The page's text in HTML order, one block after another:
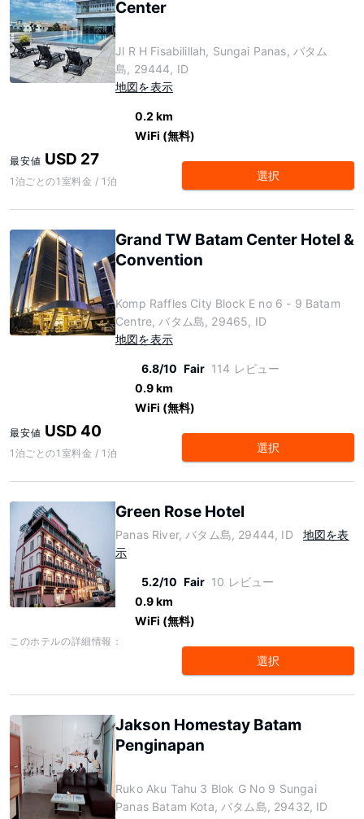
Center
Jl R H Fisabilillah, Sungai Panas, バタム
島, 29444, ID
地図を表示
0.2 km
WiFi (無料)
最安値 USD 27
1泊ごとの1室料金 / 1泊 選択
Grand TW Batam Center Hotel &
Convention
Komp Raffles City Block E no 6 - 9 Batam
Centre, バタム島, 29465, ID
地図を表示
6.8/10 Fair 114 レビュー
0.9 km
WiFi (無料)
最安値 USD 40
1泊ごとの1室料金 / 1泊 選択
Green Rose Hotel
Panas River, バタム島, 29444, ID
地図を表
示
5.2/10 Fair 10 レビュー
0.9 km
WiFi (無料)
このホテルの詳細情報：
選択
Jakson Homestay Batam
Penginapan
Ruko Aku Tahu 3 Blok G No 9 Sungai
Panas Batam Kota, バタム島, 29432, ID